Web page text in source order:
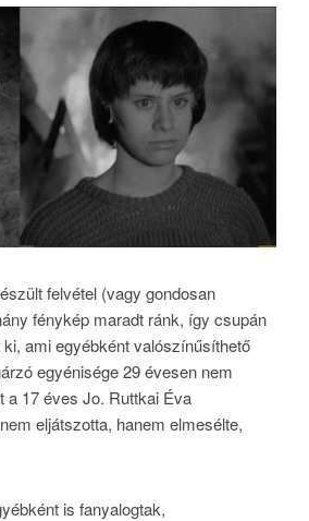
felvétel (vagy gondosan
fénykép maradt ránk, így csupán
ami egyébként valószínűsíthető
egyénisége 29 évesen nem
a 17 éves Jo. Ruttkai Éva
eljátszotta, hanem elmesélte,
is fanyalogtak,